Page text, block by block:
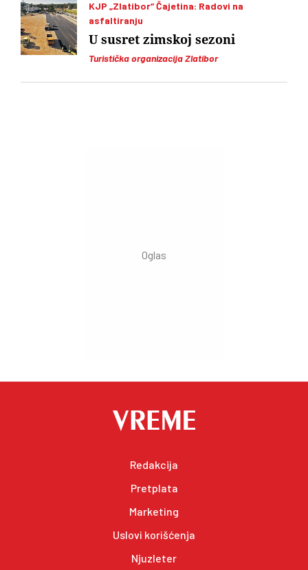
KJP „Zlatibor“ Čajetina: Radovi na
asfaltiranju
Turistička organizacija Zlatibor
U susret zimskoj sezoni
Redakcija
Pretplata
Marketing
Uslovi korišćenja
Njuzleter